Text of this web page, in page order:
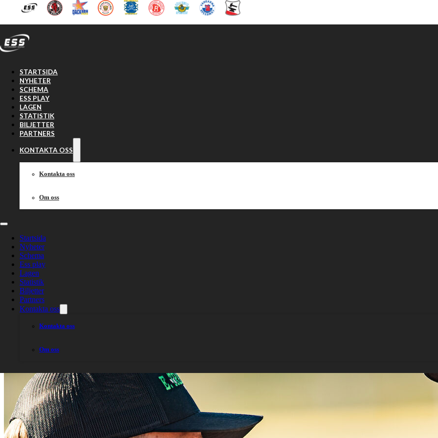
Hoppa till huvudinnehåll Hoppa till sidfot
STARTSIDA
NYHETER
SCHEMA
ESS PLAY
LAGEN
STATISTIK
BILJETTER
PARTNERS
KONTAKTA OSS
Kontakta oss
Om oss
Startsida
Nyheter
Schema
Ess play
Lagen
Statistik
Biljetter
Partners
Kontakta oss
Kontakta oss
Om oss
”MJJ” vikarierar som kapten –
Smederna ställs mot